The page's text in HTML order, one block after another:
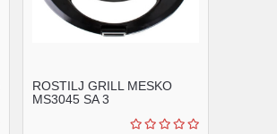
ROSTILJ GRILL MESKO
MS3045 SA 3